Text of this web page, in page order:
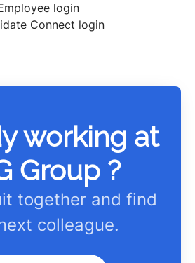
login
Connect login
working at
Group ?
together and find
colleague.